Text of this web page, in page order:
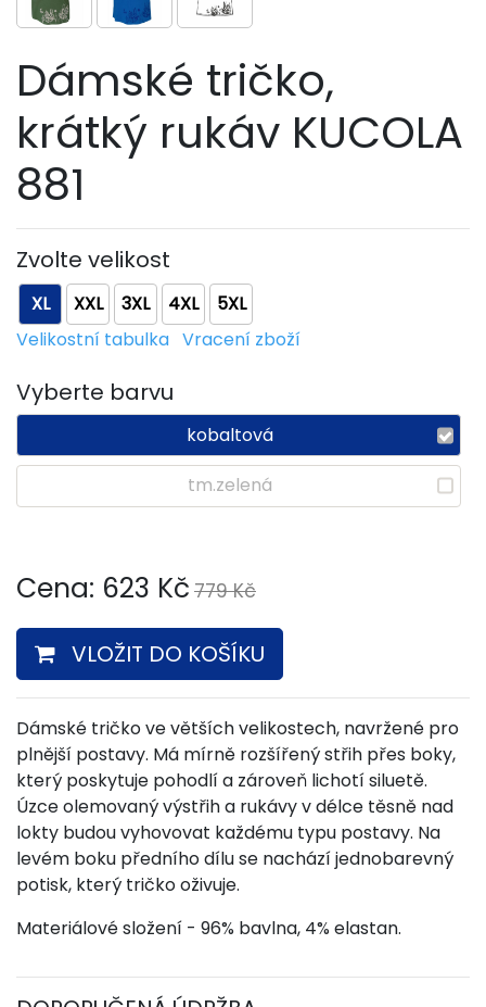
Dámské tričko,
krátký rukáv KUCOLA
881
Zvolte velikost
XL XXL 3XL 4XL
5XL
Velikostní tabulka Vracení zboží
Vyberte barvu
kobaltová
tm.zelená
Cena: 623 Kč 779 Kč
VLOŽIT DO KOŠÍKU
Dámské tričko ve větších velikostech, navržené pro
plnější postavy. Má mírně rozšířený střih přes boky,
který poskytuje pohodlí a zároveň lichotí siluetě.
Úzce olemovaný výstřih a rukávy v délce těsně nad
lokty budou vyhovovat každému typu postavy. Na
levém boku předního dílu se nachází jednobarevný
potisk, který tričko oživuje.
Materiálové složení - 96% bavlna, 4% elastan.